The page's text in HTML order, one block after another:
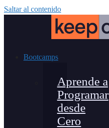
Saltar al contenido
Bootcamps
Aprende a
Programar
desde
Cero